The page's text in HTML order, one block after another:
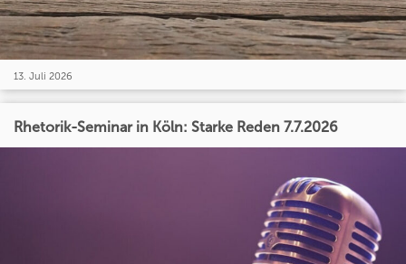
13. Juli 2026
Rhetorik-Seminar in Köln: Starke Reden 7.7.2026